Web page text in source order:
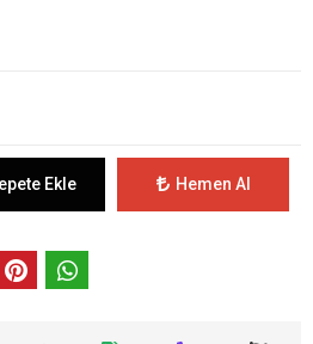
Ekle Hemen Al